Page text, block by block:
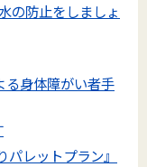
の防止をしましょ
身体障がい者手
レットプラン』